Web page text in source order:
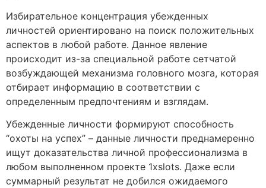
Избирательное концентрация убежденных
личностей ориентировано на поиск положительных
аспектов в любой работе. Данное явление
происходит из-за специальной работе сетчатой
возбуждающей механизма головного мозга, которая
отбирает информацию в соответствии с
определенным предпочтениям и взглядам.
Убежденные личности формируют способность
“охоты на успех” – данные личности преднамеренно
ищут доказательства личной профессионализма в
любом выполненном проекте 1xslots. Даже если
суммарный результат не добился ожидаемого